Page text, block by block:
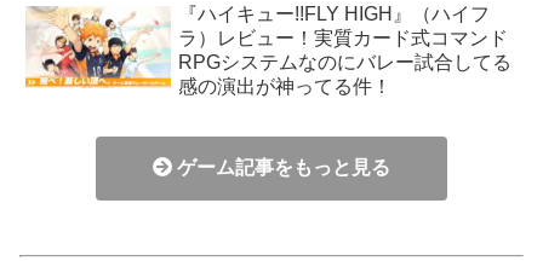
『ハイキュー!!FLY HIGH』（ハイフ
ラ）レビュー！実質カード式コマンド
RPGシステムなのにバレー試合してる
感の演出が神ってる件！
ゲーム記事をもっと見る